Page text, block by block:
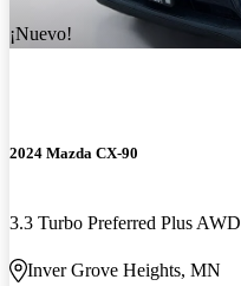
¡Nuevo!
2024 Mazda CX-90
3.3 Turbo Preferred Plus AWD
Inver Grove Heights, MN